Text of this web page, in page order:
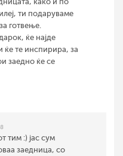
ти подаруваме
готвење.
ќе најде
ќе те инспирира, за
заедно ќе се
тим :) јас сум
заедница, со